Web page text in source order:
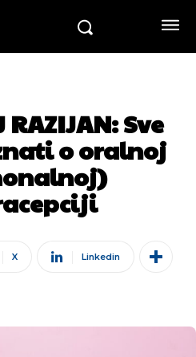
RAZIJAN: Sve
o oralnoj
X Linkedin